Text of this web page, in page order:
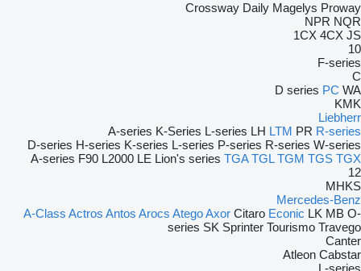
Crossway Daily Magelys Proway
NPR NQR
1CX 4CX JS
10
F-series
C
D series PC WA
KMK
Liebherr
A-series K-Series L-series LH LTM PR R-series
D-series H-series K-series L-series P-series R-series W-series
A-series F90 L2000 LE Lion's series TGA TGL TGM TGS TGX
12
MHKS
Mercedes-Benz
A-Class Actros Antos Arocs AtegoAxor Citaro Econic LK MB O-
series SK Sprinter Tourismo Travego
Canter
Atleon Cabstar
L-series